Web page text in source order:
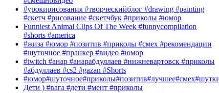
#урокирисования #творческийблог #drawing #painting
#скетч #рисование #скетчбук #приколы #юмор
Funniest Animal Clips Of The Week #funnycompilation
#shorts #america
#жиза #юмор #позитив #приколы #смех #рекомендации
#шуточное #пранкер #видео #юмор
#twitch #анар #анарабдуллаев #нижневартовск #приколы
#абдуллаев #cs2 #gazan #Shorts
Дети ) #вага #дети #мент #приколы